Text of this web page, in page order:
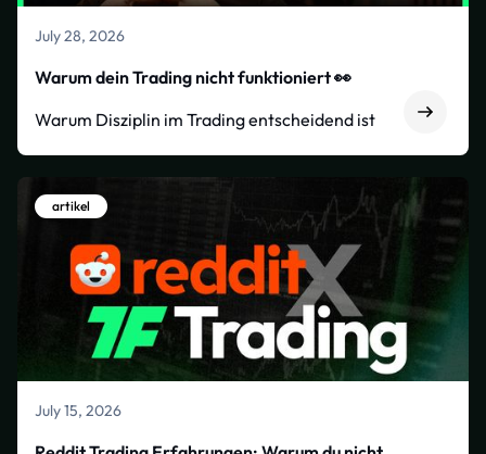
July 28, 2026
Warum dein Trading nicht funktioniert 👀
Warum Disziplin im Trading entscheidend ist
artikel
July 15, 2026